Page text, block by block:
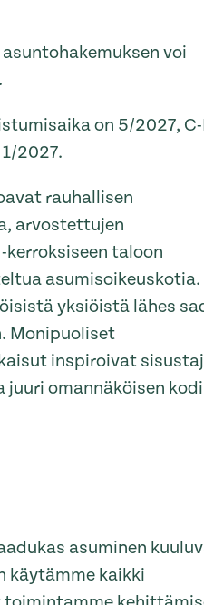
voi
on 5/2027, C-
2027.
rauhallisen
arvostettujen
kerroksiseen taloon
asumisoikeuskotia.
yksiöistä lähes
Monipuoliset
inspiroivat
omannäköisen
asuminen
käytämme kaikki